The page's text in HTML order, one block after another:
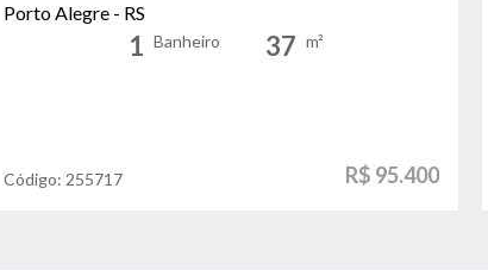
Porto Alegre - RS
1 Banheiro 37 m²
Código: 255717 R$ 95.400